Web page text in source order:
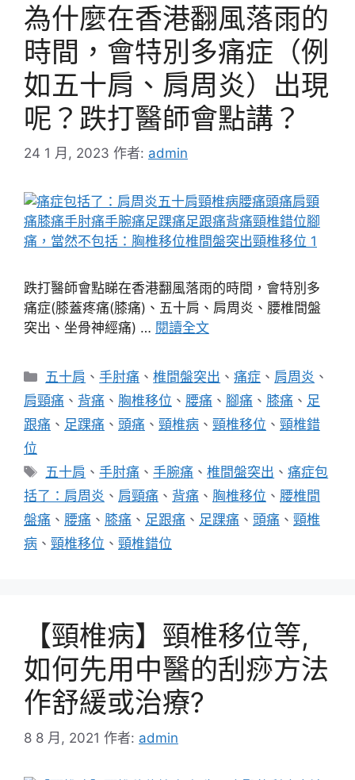
為什麼在香港翻風落雨的
時間，會特別多痛症（例
如五十肩、肩周炎）出現
呢？跌打醫師會點講？
24 1 月, 2023 作者: admin
跌打醫師會點睇在香港翻風落雨的時間，會特別多
痛症(膝蓋疼痛(膝痛)、五十肩、肩周炎、腰椎間盤
突出、坐骨神經痛) … 閱讀全文
分
類
五十肩 、手肘痛 、椎間盤突出 、痛症 、 肩周炎 、
肩頸痛 、 背痛 、 胸椎移位 、 腰痛 、 腳痛 、 膝痛 、 足
跟痛 、 足踝痛 、 頭痛 、 頸椎病 、 頸椎移位 、 頸椎錯
位
標
籤
五十肩 、手肘痛 、手腕痛 、椎間盤突出 、痛症包
括了：肩周炎 、 肩頸痛 、 背痛 、 胸椎移位 、 腰椎間
盤痛 、 腰痛 、 膝痛 、 足跟痛 、 足踝痛 、 頭痛 、 頸椎
病 、 頸椎移位 、 頸椎錯位
【頸椎病】頸椎移位等,
如何先用中醫的刮痧方法
作舒緩或治療?
8 8 月, 2021 作者: admin